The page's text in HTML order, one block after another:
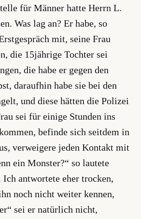
für Männer hatte Herrn L.
Was lag an? Er habe, so
mit, seine Frau
die 15jährige Tochter sei
die habe er gegen den
daraufhin habe sie bei den
und diese hätten die Polizei
sei für einige Stunden ins
befinde sich seitdem in
verweigere jeden Kontakt mit
ein Monster?“ so lautete
Ich antwortete eher trocken,
noch nicht weiter kennen,
sei er natürlich nicht,